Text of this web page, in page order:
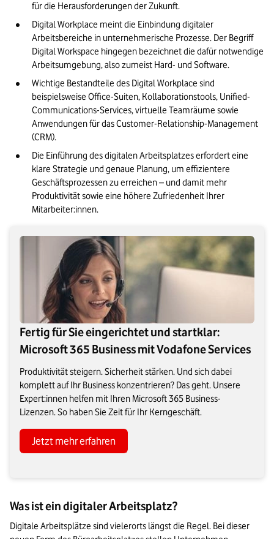
für die Herausforderungen der Zukunft.
Digital Workplace meint die Einbindung digitaler
Arbeitsbereiche in unternehmerische Prozesse. Der Begriff
Digital Workspace hingegen bezeichnet die dafür notwendige
Arbeitsumgebung, also zumeist Hard- und Software.
Wichtige Bestandteile des Digital Workplace sind
beispielsweise Office-Suiten, Kollaborationstools, Unified-
Communications-Services, virtuelle Teamräume sowie
Anwendungen für das Customer-Relationship-Management
(CRM).
Die Einführung des digitalen Arbeitsplatzes erfordert eine
klare Strategie und genaue Planung, um effizientere
Geschäftsprozessen zu erreichen – und damit mehr
Produktivität sowie eine höhere Zufriedenheit Ihrer
Mitarbeiter:innen.
Fertig für Sie eingerichtet und startklar:
Microsoft 365 Business mit Vodafone Services
Produktivität steigern. Sicherheit stärken. Und sich dabei
komplett auf Ihr Business konzentrieren? Das geht. Unsere
Expert:innen helfen mit Ihren Microsoft 365 Business-
Lizenzen. So haben Sie Zeit für Ihr Kerngeschäft.
Jetzt mehr erfahren
Was ist ein digitaler Arbeitsplatz?
Digitale Arbeitsplätze sind vielerorts längst die Regel. Bei dieser